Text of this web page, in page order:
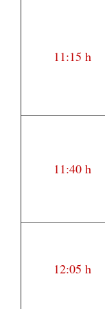
11:15 h
11:40 h
12:05 h